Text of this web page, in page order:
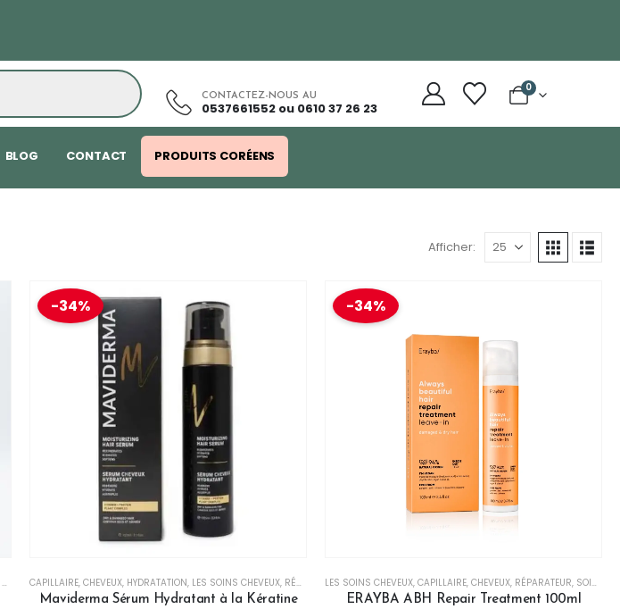
CONTACTEZ-NOUS AU
0537661552 ou 0610 37 26 23
0
BLOG CONTACT PRODUITS CORÉENS
Afficher:
RÉPARATEUR
-34%
CAPILLAIRE, CHEVEUX, HYDRATATION, LES SOINS CHEVEUX, RÉPARATEUR ,SERUM,SOINS CAPILLAIRES PROFESSIONNELS
Maviderma Sérum Hydratant à la Kératine
-34%
LES SOINS CHEVEUX, CAPILLAIRE, CHEVEUX, RÉPARATEUR, SOINS & MASQUES
ERAYBA ABH Repair Treatment 100ml